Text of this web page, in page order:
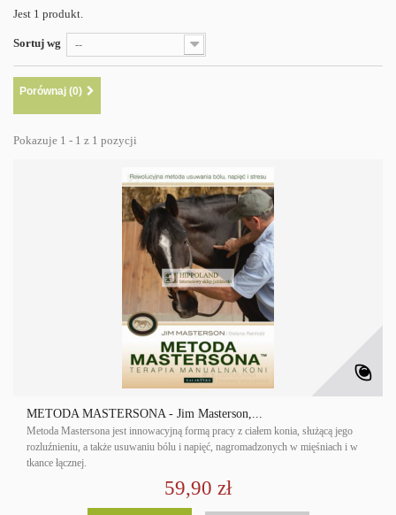
Jest 1 produkt.
Sortuj wg --
Porównaj (0)
Pokazuje 1 - 1 z 1 pozycji
METODA MASTERSONA - Jim Masterson,...
Metoda Mastersona jest innowacyjną formą pracy z ciałem konia, służącą jego
rozluźnieniu, a także usuwaniu bólu i napięć, nagromadzonych w mięśniach i w
tkance łącznej.
59,90 zł